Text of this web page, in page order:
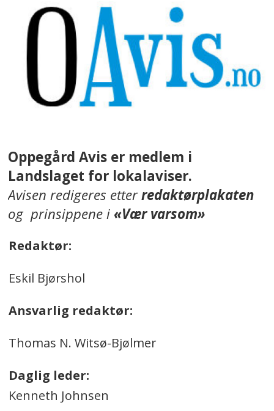
Oppegård Avis er medlem i
Landslaget for lokalaviser.
Avisen redigeres etterredaktørplakaten
og prinsippene i«Vær varsom»
Redaktør:
Eskil Bjørshol
Ansvarlig redaktør:
Thomas N. Witsø-Bjølmer
Daglig leder:
Kenneth Johnsen